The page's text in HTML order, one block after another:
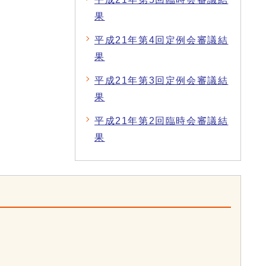
果
平成21年第4回定例会審議結
果
平成21年第3回定例会審議結
果
平成21年第2回臨時会審議結
果